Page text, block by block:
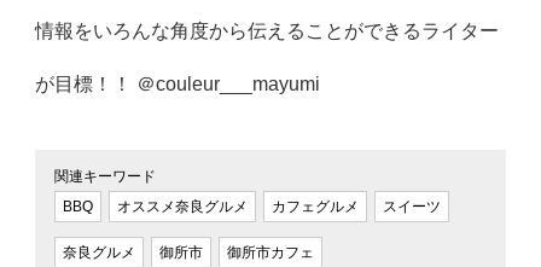
情報をいろんな角度から伝えることができるライター
が目標！！ ＠couleur___mayumi
関連キーワード
BBQ
オススメ奈良グルメ カフェグルメ スイーツ
奈良グルメ 御所市 御所市カフェ